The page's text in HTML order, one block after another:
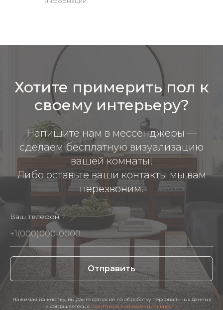
Хотите примерить пол к
своему интерьеру?
Напишите нам в мессенджеры —
сделаем бесплатную визуализацию
вашей комнаты!
Либо оставьте ваши контакты мы вам
перезвоним.
Ваш телефон
Отправить
Нажимая на кнопку, вы даете согласие на обработку персональных данных
и соглашаетесь c политикой конфиденциальности